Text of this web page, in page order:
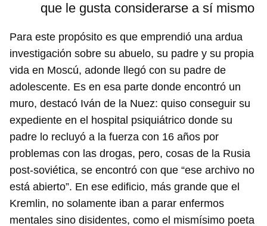
que le gusta considerarse a sí mismo
Para este propósito es que emprendió una ardua
investigación sobre su abuelo, su padre y su propia
vida en Moscú, adonde llegó con su padre de
adolescente. Es en esa parte donde encontró un
muro, destacó Iván de la Nuez: quiso conseguir su
expediente en el hospital psiquiátrico donde su
padre lo recluyó a la fuerza con 16 años por
problemas con las drogas, pero, cosas de la Rusia
post-soviética, se encontró con que “ese archivo no
está abierto”. En ese edificio, más grande que el
Kremlin, no solamente iban a parar enfermos
mentales sino disidentes, como el mismísimo poeta